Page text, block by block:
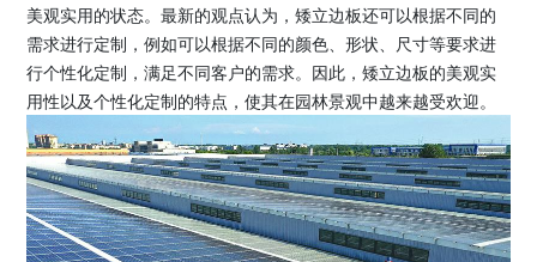
美观实用的状态。最新的观点认为，矮立边板还可以根据不同的
需求进行定制，例如可以根据不同的颜色、形状、尺寸等要求进
行个性化定制，满足不同客户的需求。因此，矮立边板的美观实
用性以及个性化定制的特点，使其在园林景观中越来越受欢迎。